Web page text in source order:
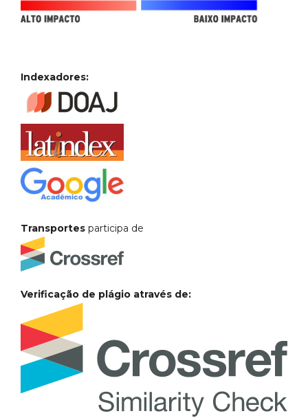
Indexadores:
Transportes participa de
Verificação de plágio através de: